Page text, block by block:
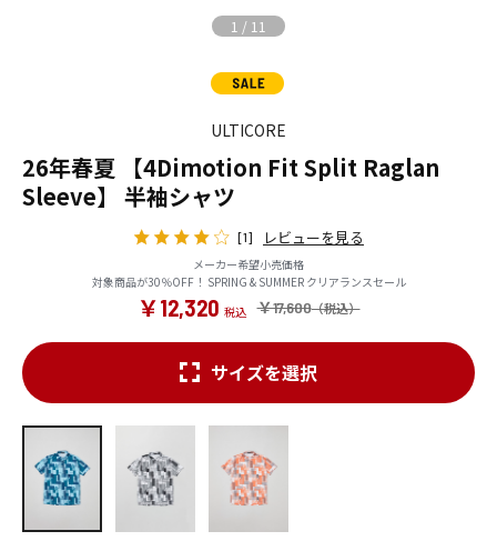
1 / 11
ULTICORE
26年春夏 【4Dimotion Fit Split Raglan
Sleeve】 半袖シャツ
[1] レビューを見る
メーカー希望小売価格
対象商品が30％OFF！ SPRING & SUMMER クリアランスセール
￥17,600
￥12,320
サイズを選択